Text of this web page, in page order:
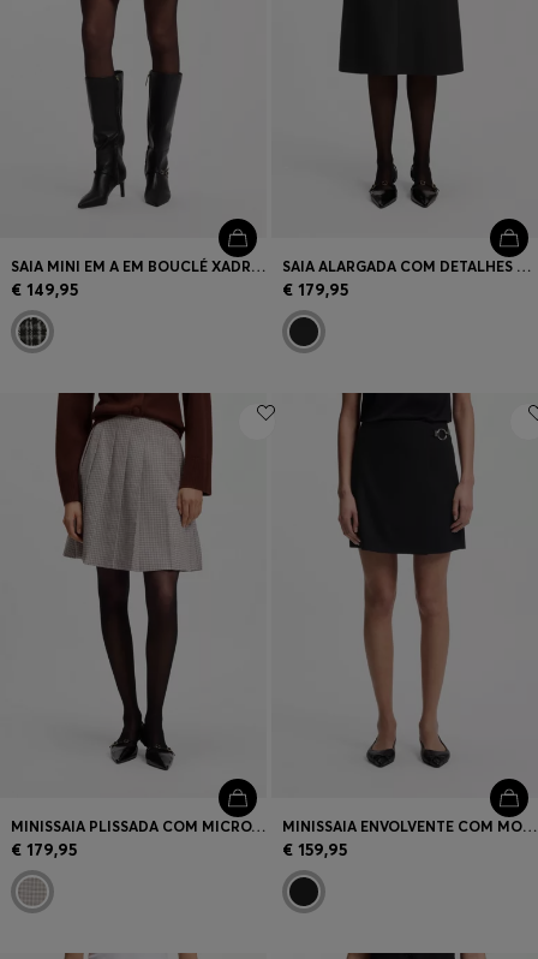
SAIA MINI EM A EM BOUCLÉ XADREZ
€ 149,95
SAIA ALARGADA COM DETALHES NAS COSTURAS
€ 179,95
MINISSAIA PLISSADA COM MICROXADREZ
€ 179,95
MINISSAIA ENVOLVENTE COM MOSQUETÃO METÁLICO
€ 159,95